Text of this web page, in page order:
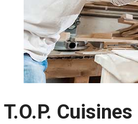
T.O.P. Cuisines